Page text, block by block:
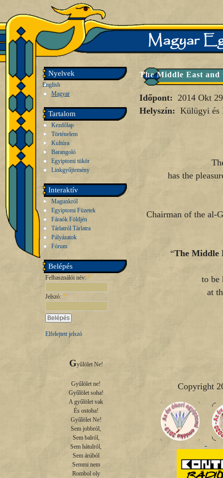
Nyelvek
English
Magyar
Tartalom
Kezdőlap
Történelem
Kultúra
Barangoló
Egyiptomi tükör
Linkgyűjtemény
Interaktív
Magunkról
Egyiptomi Füzetek
Fáraók Földjén
Tárlatról Tárlatra
Pályázatok
Fórum
Belépés
Felhasználói név: *
Jelszó: *
Elfelejtett jelszó
Gyűlölet Ne!
Gyűlölet ne!
Gyűlölet soha!
A gyűlölet vak
És ostoba!
Gyűlölet Ne!
Sem jobbról,
Sem balról,
Sem hátulról,
Sem árúból
Semmi nem
Rombol oly
The Middle East
Időpont: 2014 Okt
Helyszín: Külügyi és
has the
Chairman of the al-
“The Middle
to be
at
Copyright